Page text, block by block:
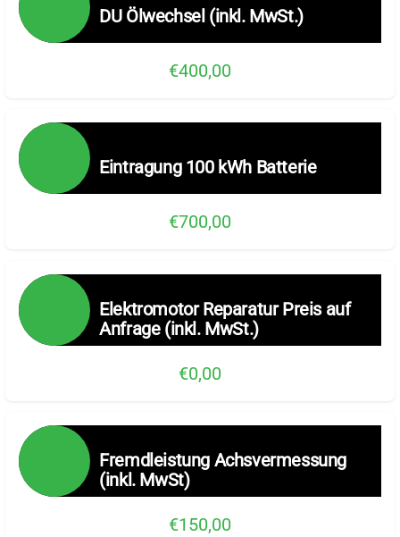
DU Ölwechsel (inkl. MwSt.)
€400,00
Eintragung 100 kWh Batterie
€700,00
Elektromotor Reparatur Preis auf
Anfrage (inkl. MwSt.)
€0,00
Fremdleistung Achsvermessung
(inkl. MwSt)
€150,00